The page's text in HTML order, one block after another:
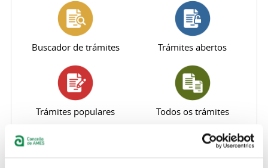
Buscador de trámites Trámites abertos
Trámites populares Todos os trámites